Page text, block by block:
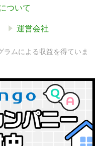
ついて
運営会社
ムによる収益を得ていま